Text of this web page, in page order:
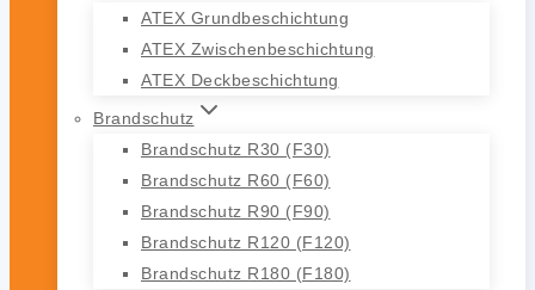
ATEX Grundbeschichtung
ATEX Zwischenbeschichtung
ATEX Deckbeschichtung
Brandschutz
Brandschutz R30 (F30)
Brandschutz R60 (F60)
Brandschutz R90 (F90)
Brandschutz R120 (F120)
Brandschutz R180 (F180)